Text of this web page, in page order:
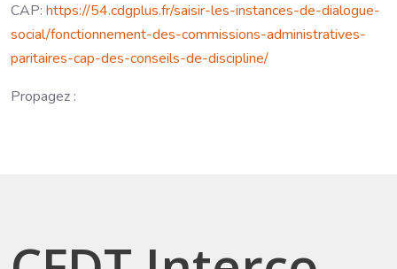
CAP: https://54.cdgplus.fr/saisir-les-instances-de-dialogue-
social/fonctionnement-des-commissions-administratives-
paritaires-cap-des-conseils-de-discipline/
Propagez :